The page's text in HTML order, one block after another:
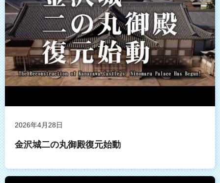
2026年4月28日
金沢城二の丸御殿復元始動